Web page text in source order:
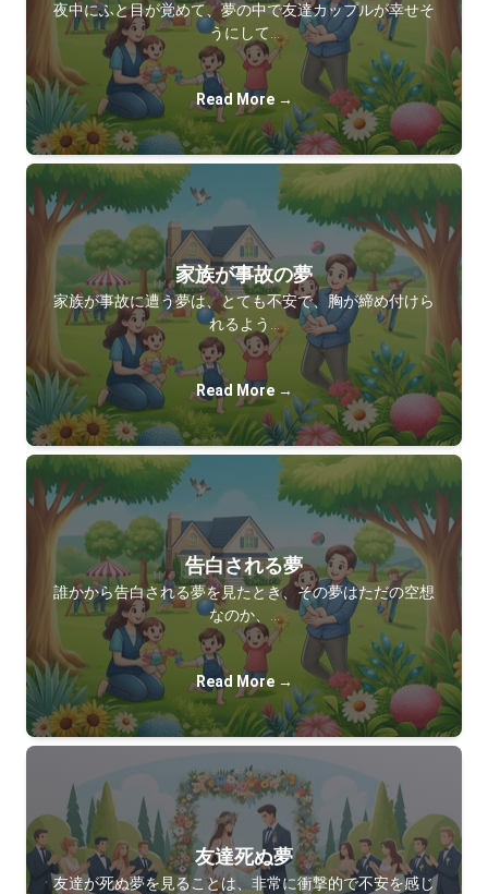
夜中にふと目が覚めて、夢の中で友達カップルが幸せそ
うにして…
Read More →
家族が事故の夢
家族が事故に遭う夢は、とても不安で、胸が締め付けら
れるよう…
Read More →
告白される夢
誰かから告白される夢を見たとき、その夢はただの空想
なのか、…
Read More →
友達死ぬ夢
友達が死ぬ夢を見ることは、非常に衝撃的で不安を感じ